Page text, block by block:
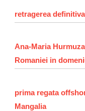
retragerea
Ana-Maria
Romaniei in
prima regata
Mangalia